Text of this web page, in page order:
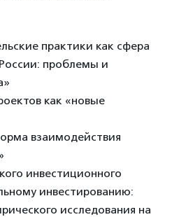
практики как сфера
проблемы и
как «новые
взаимодействия
инвестиционного
инвестированию:
исследования на